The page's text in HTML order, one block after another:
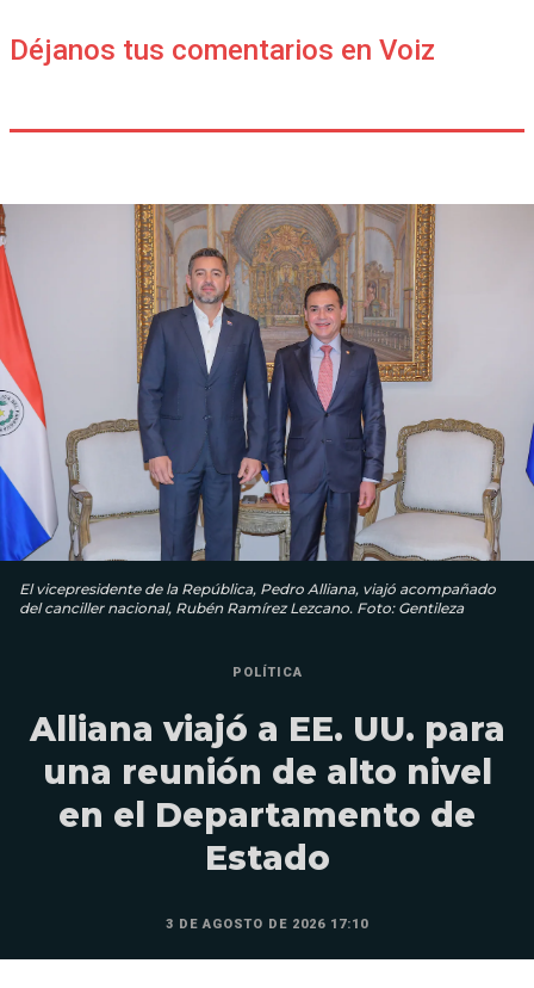
Déjanos tus comentarios en Voiz
El vicepresidente de la República, Pedro Alliana, viajó acompañado
del canciller nacional, Rubén Ramírez Lezcano. Foto: Gentileza
POLÍTICA
Alliana viajó a EE. UU. para
una reunión de alto nivel
en el Departamento de
Estado
3 DE AGOSTO DE 2026 17:10